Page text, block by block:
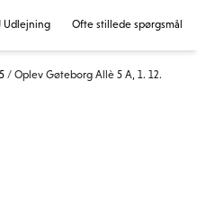
Udlejning Ofte stillede spørgsmål
/ Oplev Gøteborg Allè 5 A, 1. 12.